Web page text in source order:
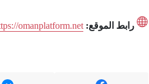
رابط الموقع: omanplatform.net